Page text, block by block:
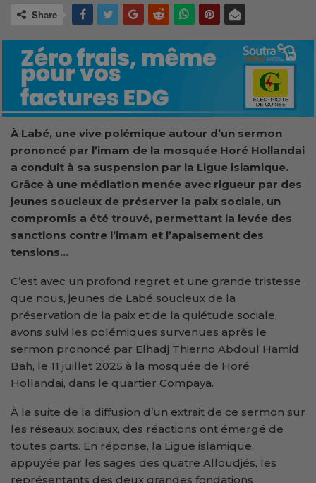
Share
À Labé, une vive polémique autour d’un sermon
prononcé par l’imam de la mosquée Horé Hollandai
a conduit à sa suspension par la Ligue islamique.
Grâce à une médiation menée avec rigueur par des
jeunes soucieux de préserver la paix sociale, un
compromis a été trouvé, permettant la levée des
sanctions contre l’imam et l’apaisement des
tensions…
C’est avec un profond regret et une grande tristesse
que nous, jeunes de Labé soucieux de la
préservation de la paix et de la quiétude sociale,
avons suivi les polémiques survenues après le
sermon prononcé par Elhadj Thierno Abdoul Hamid
Bah, le 11 juillet 2025 à la mosquée de Horé
Hollandai, dans le quartier Compaya.
À la suite de la diffusion d’un extrait de ce sermon sur
les réseaux sociaux, des réactions ont émergé de
toutes parts. En réponse, la Ligue islamique,
appuyée par les sages des quatre Alloudjés, les
représentants des deux grandes fondations